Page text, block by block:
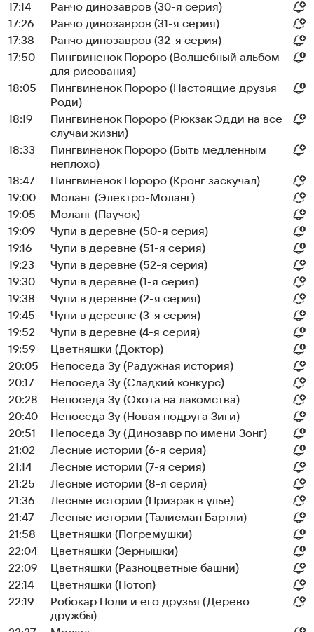
17:14
Ранчо динозавров (30-я серия)
17:26
Ранчо динозавров (31-я серия)
17:38
Ранчо динозавров (32-я серия)
17:50
Пингвиненок Пороро (Волшебный альбом
для рисования)
18:05
Пингвиненок Пороро (Настоящие друзья
Роди)
18:19
Пингвиненок Пороро (Рюкзак Эдди на все
случаи жизни)
18:33
Пингвиненок Пороро (Быть медленным
неплохо)
18:47
Пингвиненок Пороро (Кронг заскучал)
19:00
Моланг (Электро-Моланг)
19:05
Моланг (Паучок)
19:09
Чупи в деревне (50-я серия)
19:16
Чупи в деревне (51-я серия)
19:23
Чупи в деревне (52-я серия)
19:30
Чупи в деревне (1-я серия)
19:38
Чупи в деревне (2-я серия)
19:45
Чупи в деревне (3-я серия)
19:52
Чупи в деревне (4-я серия)
19:59
Цветняшки (Доктор)
20:05
Непоседа Зу (Радужная история)
20:17
Непоседа Зу (Сладкий конкурс)
20:28
Непоседа Зу (Охота на лакомства)
20:40
Непоседа Зу (Новая подруга Зиги)
20:51
Непоседа Зу (Динозавр по имени Зонг)
21:02
Лесные истории (6-я серия)
21:14
Лесные истории (7-я серия)
21:25
Лесные истории (8-я серия)
21:36
Лесные истории (Призрак в улье)
21:47
Лесные истории (Талисман Бартли)
21:58
Цветняшки (Погремушки)
22:04
Цветняшки (Зернышки)
22:09
Цветняшки (Разноцветные башни)
22:14
Цветняшки (Потоп)
22:19
Робокар Поли и его друзья (Дерево
дружбы)